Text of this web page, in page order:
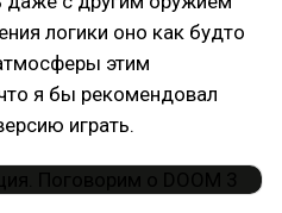
логики оно как будто
этим
я бы рекомендовал
играть.